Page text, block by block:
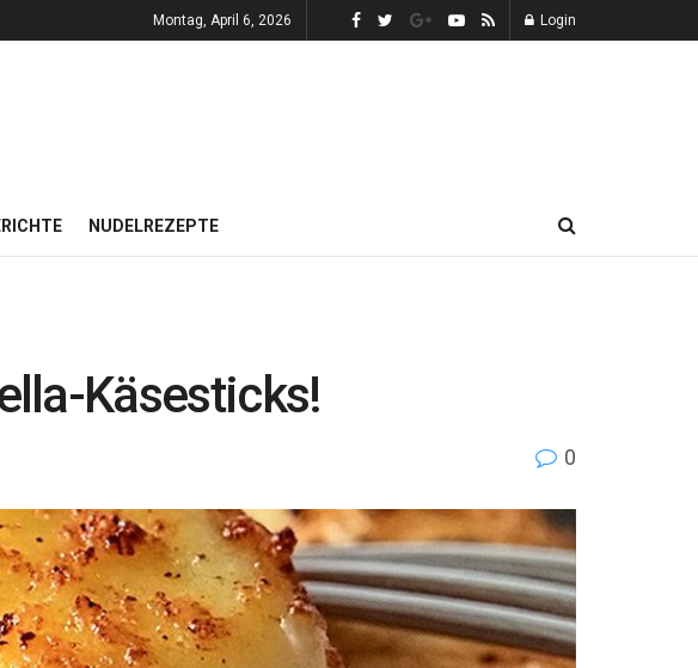
Montag, April 6, 2026 Login
NUDELREZEPTE
Käsesticks!
0